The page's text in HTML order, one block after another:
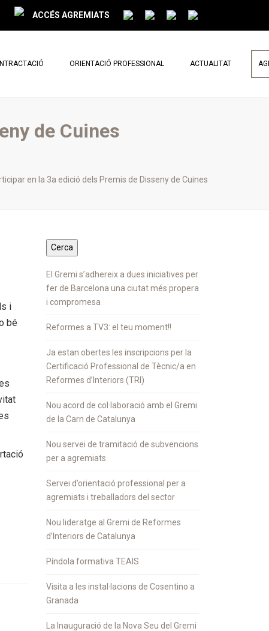
ACCÉS AGREMIATS
ORIENTACIÓ PROFESSIONAL ACTUALITAT
de Cuines
en la 3a edició dels Premis de Disseny de Cuines
i
bé
El Gremi s’adhereix a dues iniciatives per
fer de Barcelona una ciutat més propera
i compromesa
Reformes a TV3: el teu moment!!
Ja estan obertes les inscripcions per la
Certificació Professional de Tècnic/a en
Reformes d’Interiors (TRI)
Nou acord de col·laboració amb el Gremi
de la Carn de Catalunya
Nou servei de tramitació de subvencions
per a agremiats
Servei d’orientació professional per a
agremiats i treballadors del sector
Nou lideratge al Gremi de Reformes
d’Interiors de Catalunya
Píndola formativa TEAIS
Visita a les instal·lacions de Cosentino a
Granada
La Inauguració de la Nova Seu del Gremi